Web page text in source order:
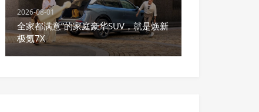
2026-08-01
全家都满意”的家庭豪华SUV，就是焕新
极氪7X